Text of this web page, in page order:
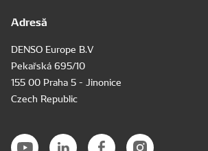
Adresă
DENSO Europe B.V
Pekařská 695/10
155 00 Praha 5 - Jinonice
Czech Republic